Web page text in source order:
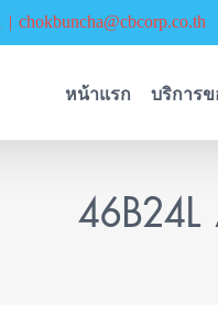
| chokbuncha@cbcorp.co.th
หน้าแรก บริการข